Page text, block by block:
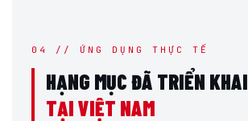
04 // ỨNG DỤNG THỰC TẾ
HẠNG MỤC ĐÃ TRIỂN KHAI
TẠI VIỆT NAM